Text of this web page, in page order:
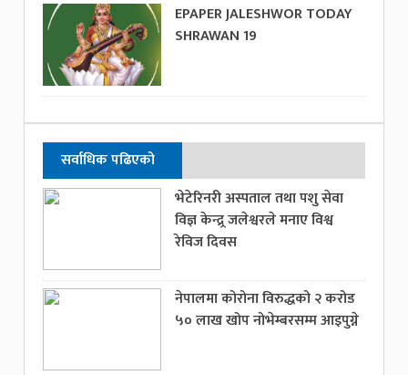
EPAPER JALESHWOR TODAY
SHRAWAN 19
सर्वाधिक पढिएको
भेटेरिनरी अस्पताल तथा पशु सेवा
विज्ञ केन्द्र्र जलेश्वरले मनाए विश्व
रेविज दिवस
नेपालमा कोरोना विरुद्धको २ करोड
५० लाख खोप नोभेम्बरसम्म आइपुग्ने